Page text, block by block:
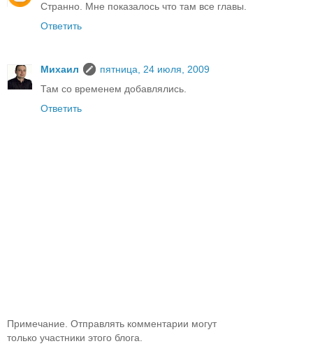
Странно. Мне показалось что там все главы.
Ответить
Михаил
пятница, 24 июля, 2009
Там со временем добавлялись.
Ответить
Примечание. Отправлять комментарии могут
только участники этого блога.